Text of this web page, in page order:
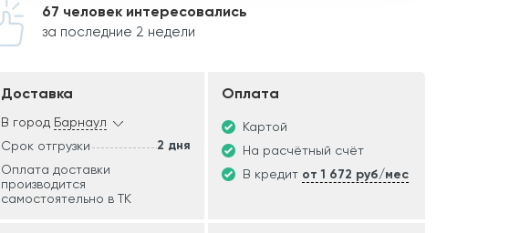
67 человек интересовались
за последние 2 недели
Доставка
В город Барнаул
Срок отгрузки
2 дня
Оплата доставки
производится
самостоятельно в ТК
Оплата
Картой
На расчётный счёт
В кредит от 1 672 руб/мес